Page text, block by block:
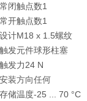
常闭触点数1
常开触点数1
设计M18 x 1.5螺纹
触发元件球形柱塞
触发力24 N
安装方向任何
存储温度-25 ... 70 °C